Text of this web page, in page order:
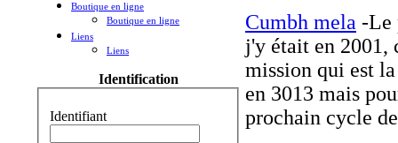
Boutique en ligne
Boutique en ligne
Liens
Liens
Identification
Identifiant
Cumbh mela -Le
j'y était en 2001,
mission qui est
en 3013 mais
prochain cycle